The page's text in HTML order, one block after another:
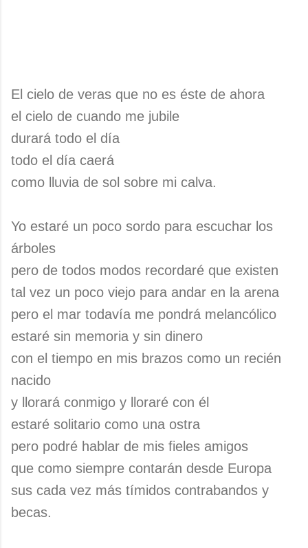
El cielo de veras que no es éste de ahora
el cielo de cuando me jubile
durará todo el día
todo el día caerá
como lluvia de sol sobre mi calva.
Yo estaré un poco sordo para escuchar los
árboles
pero de todos modos recordaré que existen
tal vez un poco viejo para andar en la arena
pero el mar todavía me pondrá melancólico
estaré sin memoria y sin dinero
con el tiempo en mis brazos como un recién
nacido
y llorará conmigo y lloraré con él
estaré solitario como una ostra
pero podré hablar de mis fieles amigos
que como siempre contarán desde Europa
sus cada vez más tímidos contrabandos y
becas.